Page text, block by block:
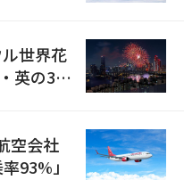
世界花
英の3カ
空会社
93%」